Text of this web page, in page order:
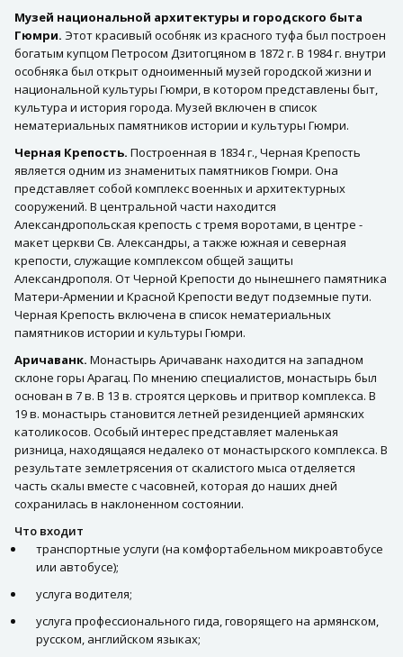
Музей национальной архитектуры и городского быта
Гюмри. Этот красивый особняк из красного туфа был построен
богатым купцом Петросом Дзитогцяном в 1872 г. В 1984 г. внутри
особняка был открыт одноименный музей городской жизни и
национальной культуры Гюмри, в котором представлены быт,
культура и история города. Музей включен в список
нематериальных памятников истории и культуры Гюмри.
Черная Крепость. Построенная в 1834 г., Черная Крепость
является одним из знаменитых памятников Гюмри. Она
представляет собой комплекс военных и архитектурных
сооружений. В центральной части находится
Александропольская крепость с тремя воротами, в центре -
макет церкви Св. Александры, а также южная и северная
крепости, служащие комплексом общей защиты
Александрополя. От Черной Крепости до нынешнего памятника
Матери-Армении и Красной Крепости ведут подземные пути.
Черная Крепость включена в список нематериальных
памятников истории и культуры Гюмри.
Аричаванк. Монастырь Аричаванк находится на западном
склоне горы Арагац. По мнению специалистов, монастырь был
основан в 7 в. В 13 в. строятся церковь и притвор комплекса. В
19 в. монастырь становится летней резиденцией армянских
католикосов. Особый интерес представляет маленькая
ризница, находящаяся недалеко от монастырского комплекса. В
результате землетрясения от скалистого мыса отделяется
часть скалы вместе с часовней, которая до наших дней
сохранилась в наклоненном состоянии.
Что входит
транспортные услуги (на комфортабельном микроавтобусе
или автобусе);
услуга водителя;
услуга профессионального гида, говорящего на армянском,
русском, английском языках;